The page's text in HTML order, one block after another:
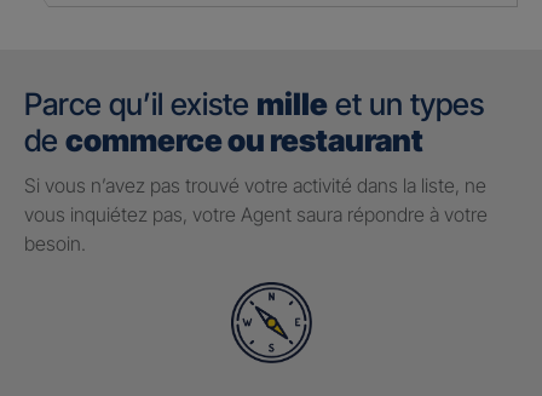
Parce qu’il existe mille et un types
de commerce ou restaurant
Si vous n’avez pas trouvé votre activité dans la liste, ne
vous inquiétez pas, votre Agent saura répondre à votre
besoin.